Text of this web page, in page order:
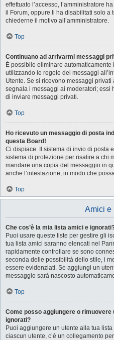
effettuato l’accesso, l’amministratore
il Forum, oppure li ha disabilitati solo a
chiederne il motivo all’amministratore.
Top
Continuano ad arrivarmi messaggi
È possibile eliminare
utilizzando le regole dei messaggi
Utente. Se si ricevono messaggi
segnala i messaggi ai moderatori; essi
di inviare messaggi privati​​.
Top
Ho ricevuto un messaggio di posta
questa Board!
Ci dispiace. Il sistema di invio di posta
sistema di protezione per risalire a chi
mandare una copia del messaggio in
anche l’intestazione, in modo che
Top
Amici e
Che cos’è la mia lista amici e
Puoi usare queste liste per gestire gli
tua lista amici saranno elencati nel
rapidamente controllare se sono
seconda delle possibilità dello stile, i
essere evidenziati. Se aggiungi un
messaggio sarà nascosto
Top
Come posso aggiungere o
ignorati?
Puoi aggiungere un utente alla tua
ciascun utente, c’è un collegamento